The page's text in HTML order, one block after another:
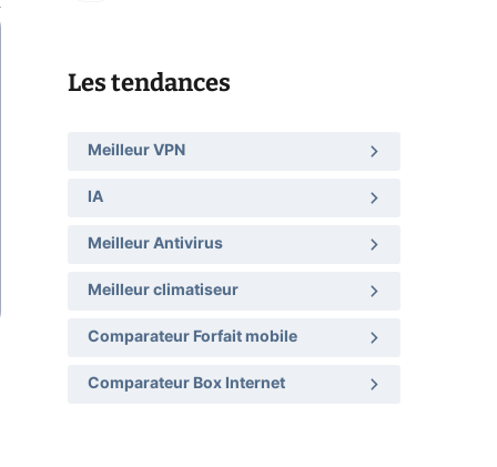
Les tendances
Meilleur VPN
IA
Meilleur Antivirus
Meilleur climatiseur
Comparateur Forfait mobile
Comparateur Box Internet